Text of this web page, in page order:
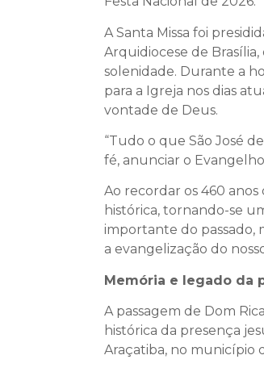
A Santa Missa foi
Arquidiocese de
solenidade. Durante a
para a Igreja nos dias
vontade de Deus.
“Tudo o que São José
fé, anunciar o
Ao recordar os 460
histórica, tornando-se
importante do passado,
a evangelização do
Memória e legado da
A passagem de Dom
histórica da presença
Araçatiba, no município